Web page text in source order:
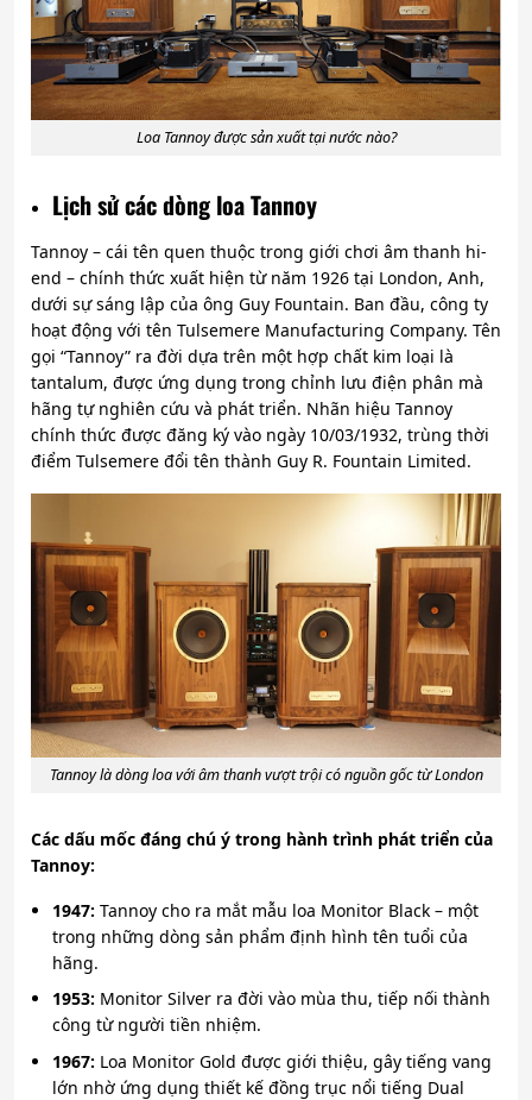
Loa Tannoy được sản xuất tại nước nào?
Lịch sử các dòng loa Tannoy
Tannoy – cái tên quen thuộc trong giới chơi âm thanh hi-
end – chính thức xuất hiện từ năm 1926 tại London, Anh,
dưới sự sáng lập của ông Guy Fountain. Ban đầu, công ty
hoạt động với tên Tulsemere Manufacturing Company. Tên
gọi “Tannoy” ra đời dựa trên một hợp chất kim loại là
tantalum, được ứng dụng trong chỉnh lưu điện phân mà
hãng tự nghiên cứu và phát triển. Nhãn hiệu Tannoy
chính thức được đăng ký vào ngày 10/03/1932, trùng thời
điểm Tulsemere đổi tên thành Guy R. Fountain Limited.
Tannoy là dòng loa với âm thanh vượt trội có nguồn gốc từ London
Các dấu mốc đáng chú ý trong hành trình phát triển của
Tannoy:
1947: Tannoy cho ra mắt mẫu loa Monitor Black – một
trong những dòng sản phẩm định hình tên tuổi của
hãng.
1953: Monitor Silver ra đời vào mùa thu, tiếp nối thành
công từ người tiền nhiệm.
1967: Loa Monitor Gold được giới thiệu, gây tiếng vang
lớn nhờ ứng dụng thiết kế đồng trục nổi tiếng Dual